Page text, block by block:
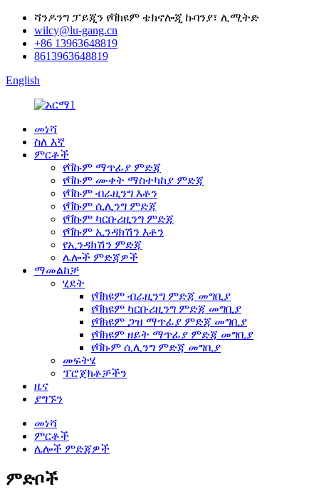
ሻንዶንግ ፓይጂን የቫክዩም ቴክኖሎጂ ኩባንያ፣ ሊሚትድ
wilcy@lu-gang.cn
+86 13963648819
8613963648819
English
መነሻ
ስለ እኛ
ምርቶች
የቫኩም ማጥፊያ ምድጃ
የቫኩም ሙቀት ማስተካከያ ምድጃ
የቫኩም ብራዚንግ እቶን
የቫኩም ሲሊንግ ምድጃ
የቫኩም ካርቡሪዚንግ ምድጃ
የቫኩም ኢንዳክሽን እቶን
የኢንዳክሽን ምድጃ
ሌሎች ምድጃዎች
ማመልከቻ
ሂደት
የቫክዩም ብራዚንግ ምድጃ መግቢያ
የቫክዩም ካርቡሪዚንግ ምድጃ መግቢያ
የቫክዩም ጋዝ ማጥፊያ ምድጃ መግቢያ
የቫክዩም ዘይት ማጥፊያ ምድጃ መግቢያ
የቫኩም ሲሊንግ ምድጃ መግቢያ
መፍትሄ
ፕሮጀክቶቻችን
ዜና
ያግኙን
መነሻ
ምርቶች
ሌሎች ምድጃዎች
ምድቦች